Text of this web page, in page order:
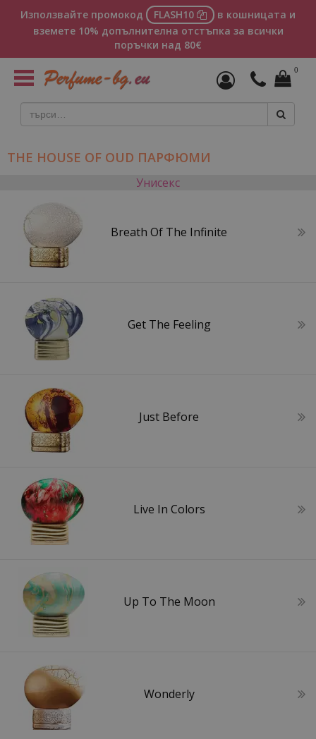
Използвайте промокод FLASH10
в кошницата и
вземете 10% допълнителна отстъпка за всички
поръчки над 80€
Toggle
navigation
0
THE HOUSE OF OUD ПАРФЮМИ
Унисекс
Breath Of The Infinite
Get The Feeling
Just Before
Live In Colors
Up To The Moon
Wonderly